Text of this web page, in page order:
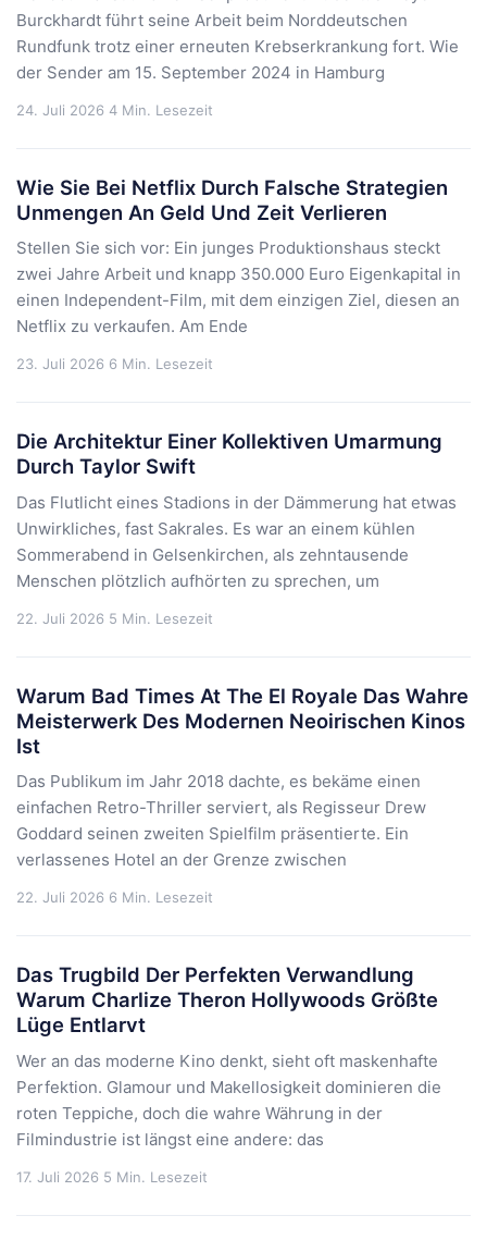
Burckhardt führt seine Arbeit beim Norddeutschen
Rundfunk trotz einer erneuten Krebserkrankung fort. Wie
der Sender am 15. September 2024 in Hamburg
24. Juli 2026 4 Min. Lesezeit
Wie Sie Bei Netflix Durch Falsche Strategien
Unmengen An Geld Und Zeit Verlieren
Stellen Sie sich vor: Ein junges Produktionshaus steckt
zwei Jahre Arbeit und knapp 350.000 Euro Eigenkapital in
einen Independent-Film, mit dem einzigen Ziel, diesen an
Netflix zu verkaufen. Am Ende
23. Juli 2026 6 Min. Lesezeit
Die Architektur Einer Kollektiven Umarmung
Durch Taylor Swift
Das Flutlicht eines Stadions in der Dämmerung hat etwas
Unwirkliches, fast Sakrales. Es war an einem kühlen
Sommerabend in Gelsenkirchen, als zehntausende
Menschen plötzlich aufhörten zu sprechen, um
22. Juli 2026 5 Min. Lesezeit
Warum Bad Times At The El Royale Das Wahre
Meisterwerk Des Modernen Neoirischen Kinos
Ist
Das Publikum im Jahr 2018 dachte, es bekäme einen
einfachen Retro-Thriller serviert, als Regisseur Drew
Goddard seinen zweiten Spielfilm präsentierte. Ein
verlassenes Hotel an der Grenze zwischen
22. Juli 2026 6 Min. Lesezeit
Das Trugbild Der Perfekten Verwandlung
Warum Charlize Theron Hollywoods Größte
Lüge Entlarvt
Wer an das moderne Kino denkt, sieht oft maskenhafte
Perfektion. Glamour und Makellosigkeit dominieren die
roten Teppiche, doch die wahre Währung in der
Filmindustrie ist längst eine andere: das
17. Juli 2026 5 Min. Lesezeit